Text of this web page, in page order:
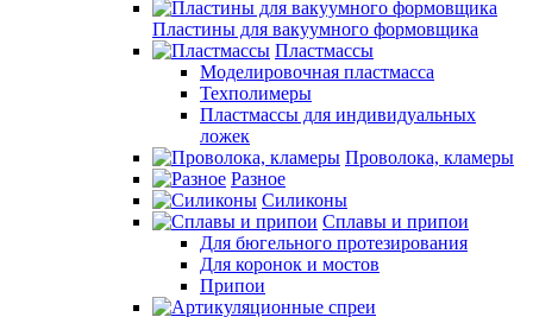
Пластины для вакуумного формовщика
Пластмассы
Моделировочная пластмасса
Техполимеры
Пластмассы для индивидуальных
ложек
Проволока, кламеры
Разное
Силиконы
Сплавы и припои
Для бюгельного протезирования
Для коронок и мостов
Припои